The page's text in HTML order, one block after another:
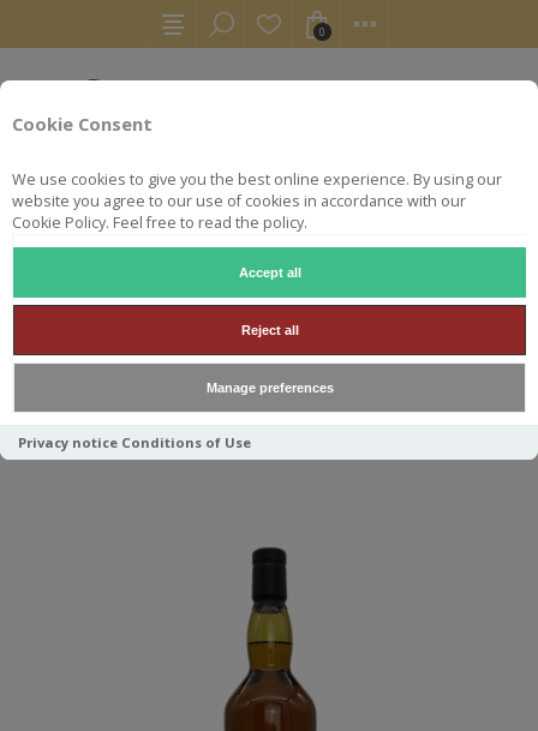
Cookie Consent
We use cookies to give you the best online experience. By using our
website you agree to our use of cookies in accordance with our
Cookie Policy. Feel free to read the policy.
Accept all
Reject all
Manage preferences
Privacy notice Conditions of Use
0
CAOL ILA FEIS ISLE 2013
COLLECTOR*